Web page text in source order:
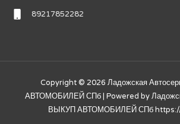
89217852282
Copyright © 2026 Ладожская
АВТОМОБИЛЕЙ СПб | Powered by
ВЫКУП АВТОМОБИЛЕЙ СПб